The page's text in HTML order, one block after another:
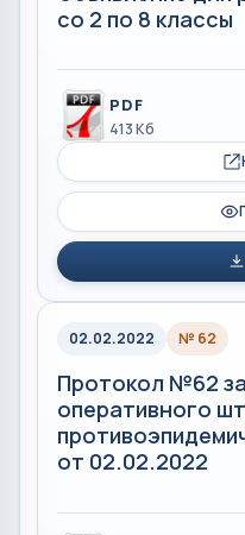
со 2 по 8 классы
PDF
413 Кб
02.02.2022 № 62
Протокол №62
оперативного
от 02.02.2022